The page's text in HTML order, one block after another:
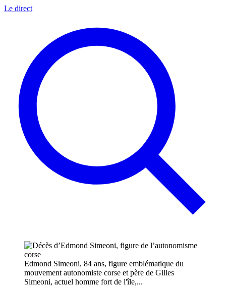
Le direct
Edmond Simeoni, 84 ans, figure emblématique du
mouvement autonomiste corse et père de Gilles
Simeoni, actuel homme fort de l'île,...